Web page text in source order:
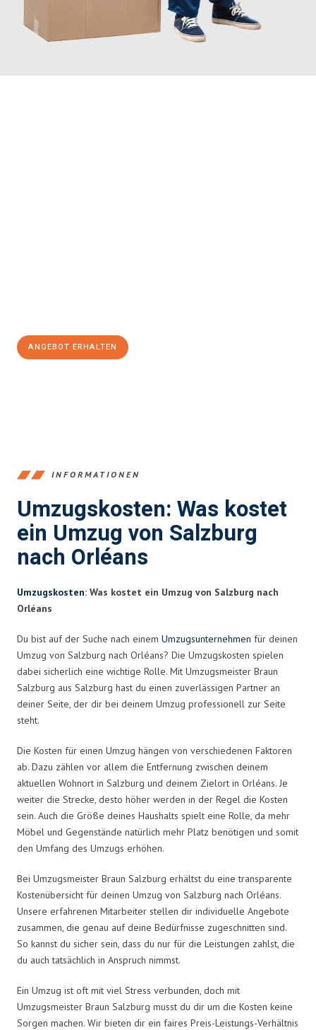
ANGEBOT ERHALTEN
INFORMATIONEN
Umzugskosten: Was kostet
ein Umzug von Salzburg
nach Orléans
Umzugskosten: Was kostet ein Umzug von Salzburg nach
Orléans
Du bist auf der Suche nach einem Umzugsunternehmen für deinen
Umzug von Salzburg nach Orléans? Die Umzugskosten spielen
dabei sicherlich eine wichtige Rolle. Mit Umzugsmeister Braun
Salzburg aus Salzburg hast du einen zuverlässigen Partner an
deiner Seite, der dir bei deinem Umzug professionell zur Seite
steht.
Die Kosten für einen Umzug hängen von verschiedenen Faktoren
ab. Dazu zählen vor allem die Entfernung zwischen deinem
aktuellen Wohnort in Salzburg und deinem Zielort in Orléans. Je
weiter die Strecke, desto höher werden in der Regel die Kosten
sein. Auch die Größe deines Haushalts spielt eine Rolle, da mehr
Möbel und Gegenstände natürlich mehr Platz benötigen und somit
den Umfang des Umzugs erhöhen.
Bei Umzugsmeister Braun Salzburg erhältst du eine transparente
Kostenübersicht für deinen Umzug von Salzburg nach Orléans.
Unsere erfahrenen Mitarbeiter stellen dir individuelle Angebote
zusammen, die genau auf deine Bedürfnisse zugeschnitten sind.
So kannst du sicher sein, dass du nur für die Leistungen zahlst, die
du auch tatsächlich in Anspruch nimmst.
Ein Umzug ist oft mit viel Stress verbunden, doch mit
Umzugsmeister Braun Salzburg musst du dir um die Kosten keine
Sorgen machen. Wir bieten dir ein faires Preis-Leistungs-Verhältnis